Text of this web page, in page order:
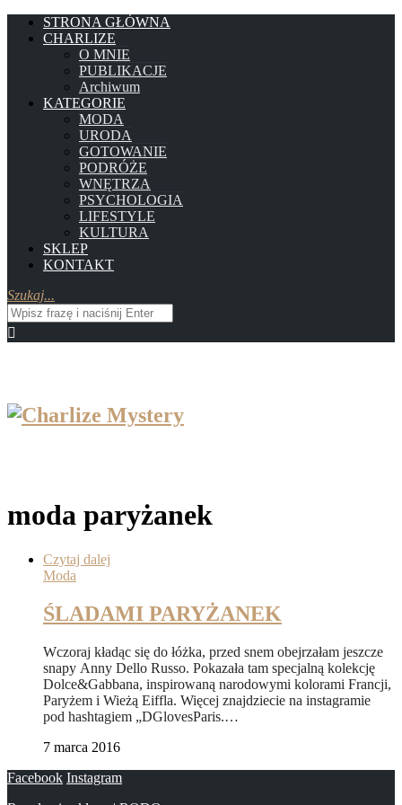
STRONA GŁÓWNA
CHARLIZE
O MNIE
PUBLIKACJE
Archiwum
KATEGORIE
MODA
URODA
GOTOWANIE
PODRÓŻE
WNĘTRZA
PSYCHOLOGIA
LIFESTYLE
KULTURA
SKLEP
KONTAKT
Szukaj...
moda paryżanek
Czytaj dalej
Moda
ŚLADAMI PARYŻANEK
Wczoraj kładąc się do łóżka, przed snem obejrzałam jeszcze
snapy Anny Dello Russo. Pokazała tam specjalną kolekcję
Dolce&Gabbana, inspirowaną narodowymi kolorami Francji,
Paryżem i Wieżą Eiffla. Więcej znajdziecie na instagramie
pod hashtagiem „DGlovesParis.…
7 marca 2016
Facebook Instagram